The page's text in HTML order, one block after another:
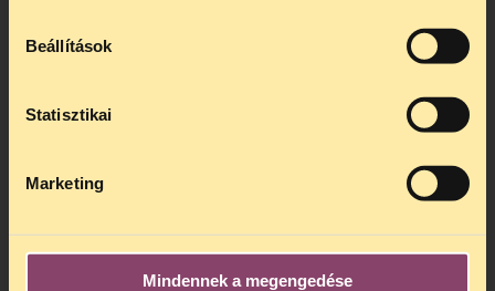
Beállítások
Statisztikai
Marketing
Mindennek a megengedése